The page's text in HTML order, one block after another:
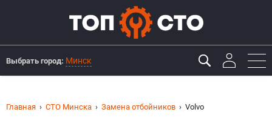
Выбрать город: Минск
Главная СТО Минска Замена отбойников Volvo